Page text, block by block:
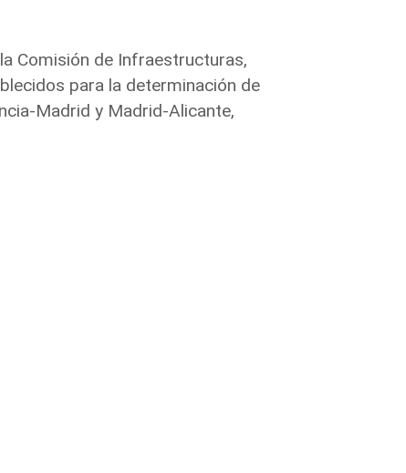
Comisión de Infraestructuras,
para la determinación de
Madrid y Madrid-Alicante,